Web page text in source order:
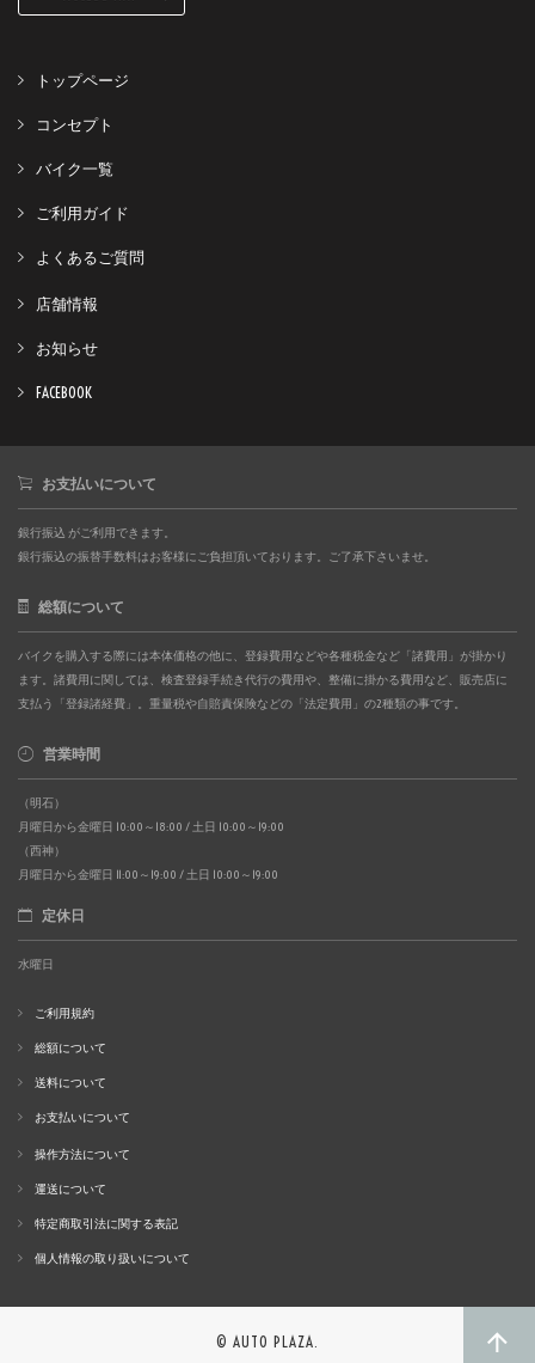
トップページ
コンセプト
バイク一覧
ご利用ガイド
よくあるご質問
店舗情報
お知らせ
FACEBOOK
お支払いについて
銀行振込 がご利用できます。
銀行振込の振替手数料はお客様にご負担頂いております。ご了承下さいませ。
総額について
バイクを購入する際には本体価格の他に、登録費用などや各種税金など「諸費用」が掛かり
ます。諸費用に関しては、検査登録手続き代行の費用や、整備に掛かる費用など、販売店に
支払う「登録諸経費」。重量税や自賠責保険などの「法定費用」の2種類の事です。
営業時間
（明石）
月曜日から金曜日 10:00～18:00 / 土日 10:00～19:00
（西神）
月曜日から金曜日 11:00～19:00 / 土日 10:00～19:00
定休日
水曜日
ご利用規約
総額について
送料について
お支払いについて
操作方法について
運送について
特定商取引法に関する表記
個人情報の取り扱いについて
© AUTO PLAZA.